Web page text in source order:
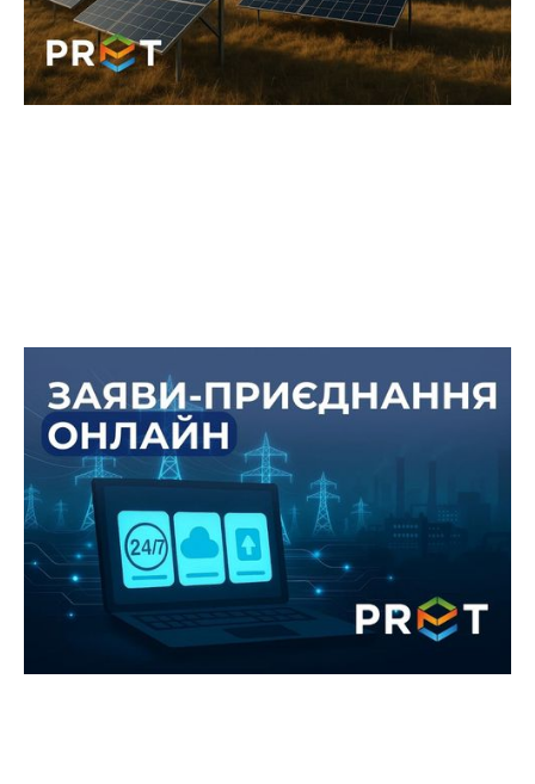
Онлайн-офіс «ПРЕТ Сервіс
Енергозмін» тепер з новими
можливостями!
Ми зробили ще один крок назустріч нашим
клієнтам. Тепер через онлайн-офіс «ПРЕТ Сервіс
Енергозмін» ви можете подати заяви на
приєднання.